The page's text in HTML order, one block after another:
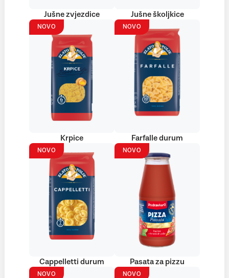
Jušne zvjezdice Jušne školjkice
NOVO
Krpice
NOVO
Farfalle durum
NOVO
Cappelletti durum
NOVO
Pasata za pizzu
NOVO NOVO